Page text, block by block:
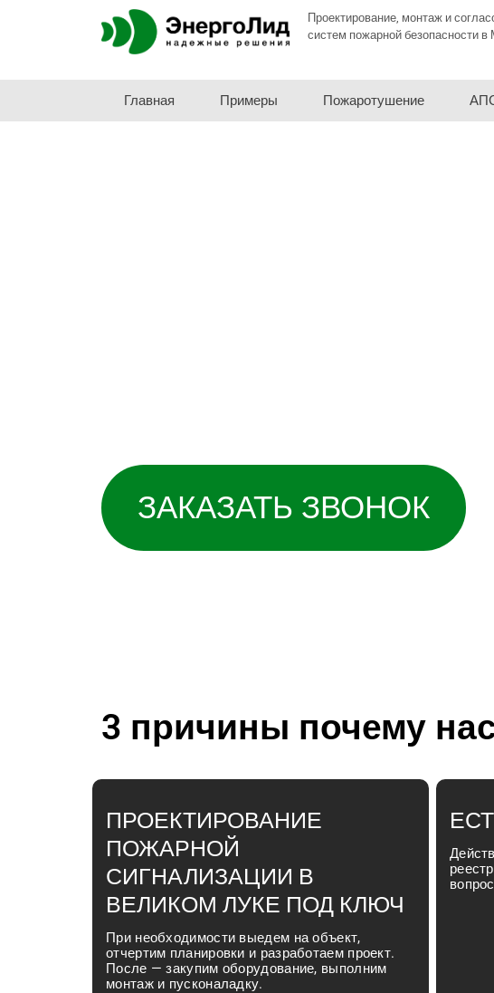
Проектирование, монтаж и
систем пожарной безопасности в
Главная Примеры Пожаротушение
ЗАКАЗАТЬ ЗВОНОК
3 причины почему
ПРОЕКТИРОВАНИЕ
ПОЖАРНОЙ
СИГНАЛИЗАЦИИ В
ВЕЛИКОМ ЛУКЕ ПОД КЛЮЧ
При необходимости выедем на объект,
отчертим планировки и разработаем проект.
После — закупим оборудование, выполним
монтаж и пусконаладку.